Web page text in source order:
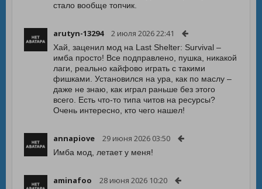
стало вообще топчик.
arutyn-13294 2 июля 2026 22:41
Хай, заценил мод на Last Shelter: Survival –
имба просто! Все подправлено, пушка, никакой
лаги, реально кайфово играть с такими
фишками. Установился на ура, как по маслу –
даже не знаю, как играл раньше без этого
всего. Есть что-то типа читов на ресурсы?
Очень интересно, кто чего нашел!
annapiove 29 июня 2026 03:50
Имба мод, летает у меня!
aminafoo 28 июня 2026 10:20